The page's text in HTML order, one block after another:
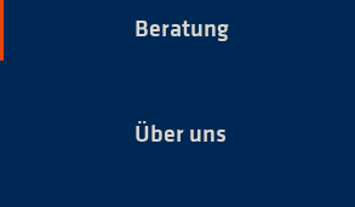
Beratung
Über uns